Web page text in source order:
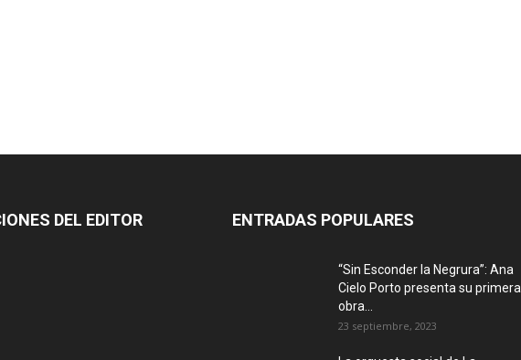
DEL EDITOR ENTRADAS POPULARES
“Sin Esconder la Negrura”: Ana
Cielo Porto presenta su primera
obra...
23 septiembre, 2023